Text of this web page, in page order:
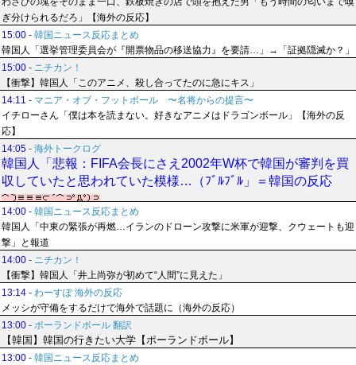
ぎ分けられるだろ」【海外の反応】
15:00 - 韓国ニュース反応まとめ
韓国人「選挙管理委員会が『開票物品の移送協力』を要請…」→「証拠隠滅か？」
15:00 - ニチカン！
【衝撃】韓国人「このアニメ、殺し合ってたのに急にキス」
14:11 - マニア・オブ・フットボール 〜名将からの提言〜
イチローさん「僕は本を読まない。好きなアニメはドラゴンボール」【海外の反
応】
14:05 - 海外トークログ
韓国人「悲報：FIFA会長にさえ2002年W杯で韓国が審判を買
収していたと思われていた模様…（ﾌﾞﾙﾌﾞﾙ」＝韓国の反応
14:00 - 韓国ニュース反応まとめ
韓国人「中東の緊張が再燃…イランのドローン攻撃に米軍が迎撃、クウェートも迎
撃」と報道
14:00 - ニチカン！
【衝撃】韓国人「井上尚弥が初めて“人間”に見えた」
13:14 - わーすぽ 海外の反応
メッシが守備をするだけで海外で話題に（海外の反応）
13:00 - ポーランドボール 翻訳
【韓国】韓国の行きたい大学【ポーランドボール】
13:00 - 韓国ニュース反応まとめ